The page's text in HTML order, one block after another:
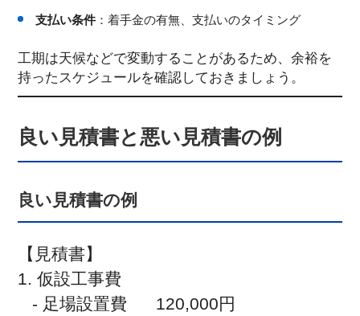
支払い条件：着手金の有無、支払いのタイミング
工期は天候などで変動することがあるため、余裕を
持ったスケジュールを確認しておきましょう。
良い見積書と悪い見積書の例
良い見積書の例
【見積書】
1. 仮設工事費